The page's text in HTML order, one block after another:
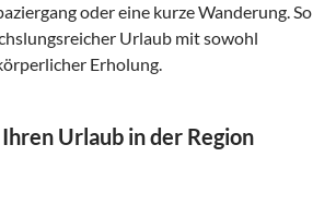
oder eine kurze Wanderung. So
Urlaub mit sowohl
Erholung.
Urlaub in der Region